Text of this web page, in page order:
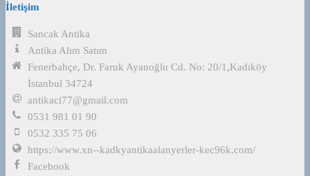
İletişim
Sancak Antika
Antika Alım Satım
Fenerbahçe, Dr. Faruk Ayanoğlu Cd. No: 20/1,Kadıköy
İstanbul 34724
antikaci77@gmail.com
0531 981 01 90
0532 335 75 06
https://www.xn--kadkyantikaalanyerler-kec96k.com/
Facebook